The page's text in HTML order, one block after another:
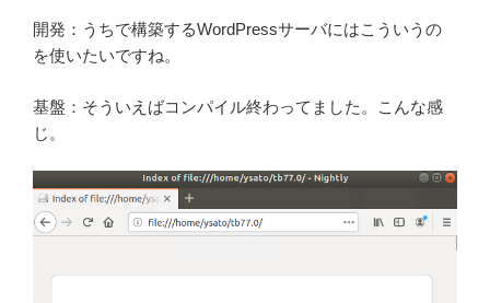
開発：うちで構築するWordPressサーバにはこういうの
を使いたいですね。
基盤：そういえばコンパイル終わってました。こんな感
じ。